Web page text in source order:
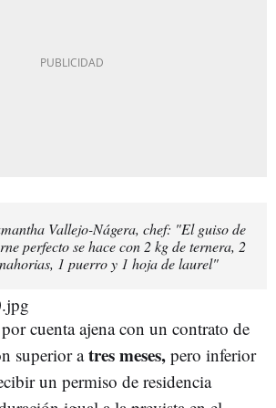
Vallejo-Nágera, chef: "El guiso de
perfecto se hace con 2 kg de ternera, 2
1 puerro y 1 hoja de laurel"
cuenta ajena con un contrato de
superior atres meses, pero inferior
un permiso de residencia